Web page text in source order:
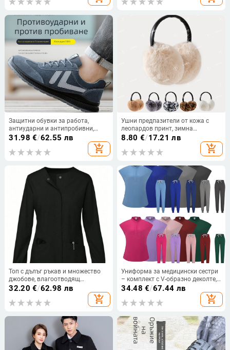
Защитни обувки за работа,
антиударни и антипробивни,
изолирани, велурена кожа, модел
31.98 €/62.55 лв
add_shopping_cart
Ушни предпазители от кожа с
леопардов принт, зимна
термална защита, унисекс, за
8.80 €/17.21 лв
add_shopping_cart
Топ с дълъг ръкав и множество
джобове, влагоотводящ
полиестер, медицинско/работно
32.20 €/62.98 лв
add_shopping_cart
Униформа за медицински сестри
– комплект с V-образно деколте,
полиестер/SPandex,
панталони, за лято, пролет и есен
34.48 €/67.44 лв
add_shopping_cart